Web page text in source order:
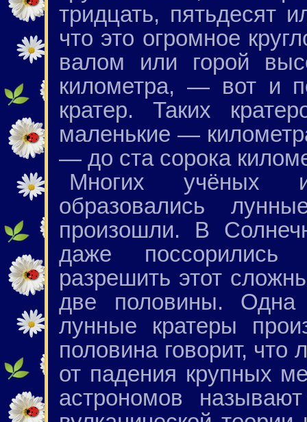
тридцать, пятьдесят
что это огромное
валом или горой
километра, — вот и
кратер. Таких
маленькие —
— до ста сорока
Многих учёных
образовались
произошли. В
даже
разрешить этот
две половины. Одна
лунные кратеры
половина говорит,
от падения крупных
астрономов